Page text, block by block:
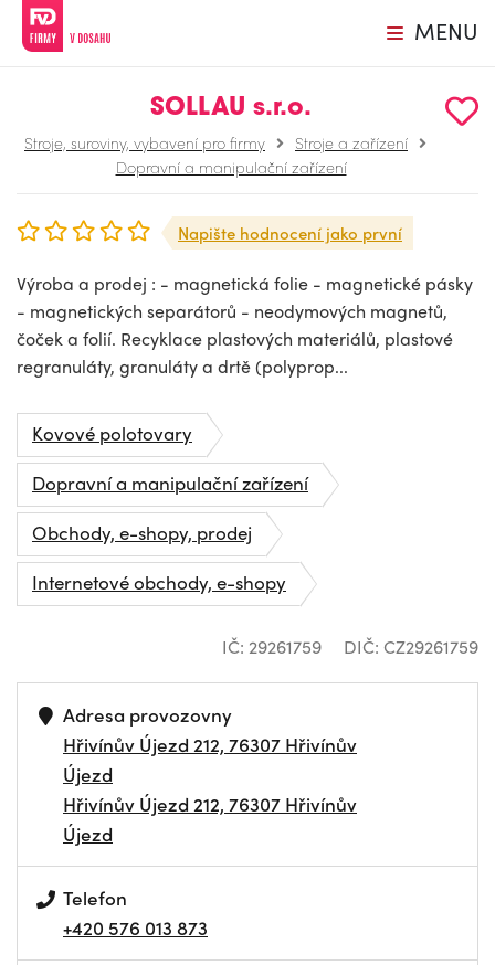
MENU
SOLLAU s.r.o.
Stroje, suroviny, vybavení pro firmy
Stroje a zařízení
Dopravní a manipulační zařízení
Napište hodnocení jako první
Výroba a prodej : - magnetická folie - magnetické pásky
- magnetických separátorů - neodymových magnetů,
čoček a folií. Recyklace plastových materiálů, plastové
regranuláty, granuláty a drtě (polyprop...
Kovové polotovary
Dopravní a manipulační zařízení
Obchody, e-shopy, prodej
Internetové obchody, e-shopy
IČ: 29261759 DIČ: CZ29261759
Adresa provozovny
Hřivínův Újezd 212, 76307 Hřivínův
Újezd
Hřivínův Újezd 212, 76307 Hřivínův
Újezd
Telefon
+420 576 013 873